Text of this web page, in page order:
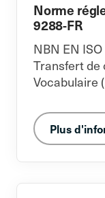
Norme
9288-FR
NBN EN
Transfert de
Vocabulaire
Plus